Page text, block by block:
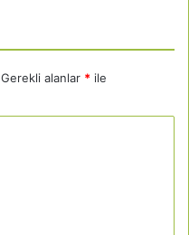
Gerekli alanlar * ile